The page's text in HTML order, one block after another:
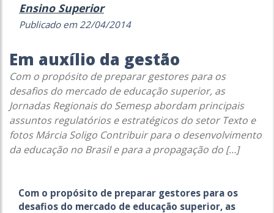
Ensino Superior
Publicado em 22/04/2014
Em auxílio da gestão
Com o propósito de preparar gestores para os
desafios do mercado de educação superior, as
Jornadas Regionais do Semesp abordam principais
assuntos regulatórios e estratégicos do setor Texto e
fotos Márcia Soligo Contribuir para o desenvolvimento
da educação no Brasil e para a propagação do […]
Com o propósito de preparar gestores para os
desafios do mercado de educação superior, as